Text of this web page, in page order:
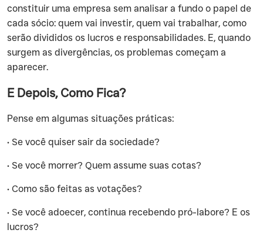
constituir uma empresa sem analisar a fundo o papel de
cada sócio: quem vai investir, quem vai trabalhar, como
serão divididos os lucros e responsabilidades. E, quando
surgem as divergências, os problemas começam a
aparecer.
E Depois, Como Fica?
‍Pense em algumas situações práticas:
‍• Se você quiser sair da sociedade?
‍• Se você morrer? Quem assume suas cotas?
‍• Como são feitas as votações?
‍• Se você adoecer, continua recebendo pró-labore? E os
lucros?